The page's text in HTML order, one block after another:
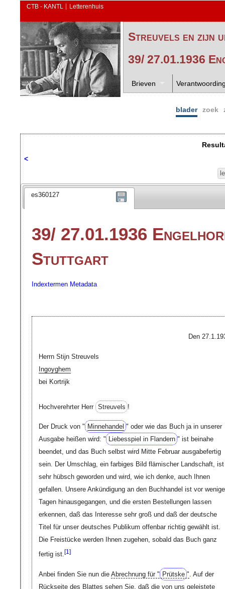
CTB - KANTL Letterenhuis
Streuvels en zijn
39/ 27.01.1936
Brieven
blader zoek
<
es360127
39/ 27.01.1936
Stuttgart
Indextermen Metadata
Den
Herrn Stijn Streuvels
Ingoyghem
bei Kortrijk
Hochverehrter Herr Streuvels !
Der Druck von " Minnehandel " oder wie das Buch ja in unserer
Ausgabe heißen wird: " Liebesspiel in Flandern " ist beinahe
beendet, und das Buch selbst wird Mitte Februar ausgabefertig
sein. Der Umschlag, ein farbiges Bild flämischer Landschaft, ist
sehr hübsch geworden und wird, wie ich denke, auch Ihnen
gefallen. Unsere Ankündigung an den Buchhandel ist vor
Tagen hinausgegangen, und die ersten Bestellungen lassen
erkennen, daß das Interesse sehr groß und daß der deutsche
Titel für unser deutsches Publikum offenbar richtig gewählt ist.
Die Freistücke werden Ihnen zugehen, sobald das Buch ganz
fertig ist.[1]
Anbei finden Sie nun die Abrechnung für " Prütske ". Auf der
Rückseite des Blattes sehen Sie, daß die von uns geleistete